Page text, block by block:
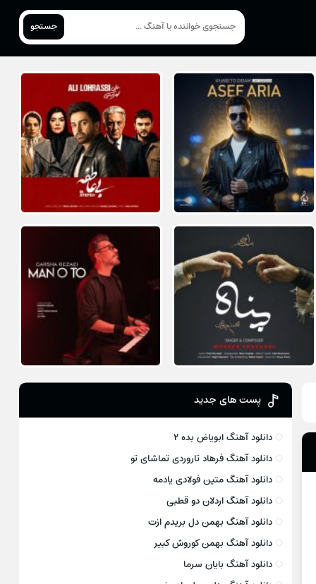
جستجو
پست های جدید
دانلود آهنگ ابویاض بده ۲
دانلود آهنگ فرهاد تاروردی تماشای تو
دانلود آهنگ متین فولادی یادمه
دانلود آهنگ اردلان دو قطبی
دانلود آهنگ بهمن دل بریدم ازت
دانلود آهنگ بهمن کوروش کبیر
دانلود آهنگ بایان سرما